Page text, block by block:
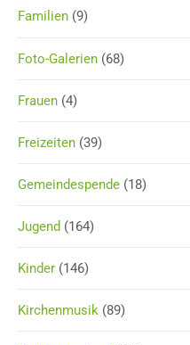
Familien (9)
Foto-Galerien (68)
Frauen (4)
Freizeiten (39)
Gemeindespende (18)
Jugend (164)
Kinder (146)
Kirchenmusik (89)